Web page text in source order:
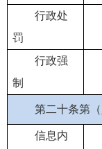
行政处
罚
行政强
制
第二十条第
信息内